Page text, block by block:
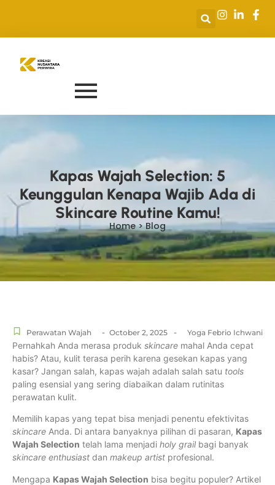
Kapas Wajah Selection: 5
Keunggulan Kenapa Wajib Ada di
Skincare Routine Kamu!
Home > Blog
Perawatan Wajah - October 2, 2025 - Yoga Febrio Ichwani
Pernahkah Anda merasa produk skincare mahal Anda cepat
habis? Atau, kulit terasa perih karena gesekan kapas yang
kasar? Jangan salah, kapas wajah adalah salah satu tools
paling esensial yang sering diabaikan dalam rutinitas
perawatan kulit.
Memilih kapas yang tepat bisa menjadi penentu efektivitas
skincare Anda. Di antara banyaknya pilihan di pasaran, Kapas
Wajah Selection telah lama menjadi holy grailbagi banyak
skincare enthusiast dan makeup artist profesional.
Mengapa Kapas Wajah Selection bisa begitu populer? Artikel